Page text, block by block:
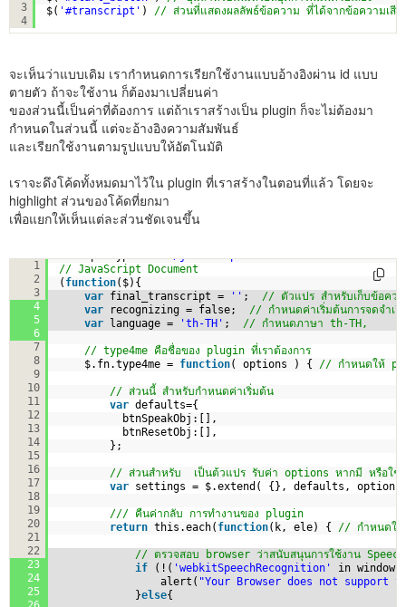
3
4
$( '#transcript' ) // ส่วนที่แสดงผลลัพธ์ข้อความ ที่ได้จากข้อความเสีย
จะเห็นว่าแบบเดิม เรากำหนดการเรียกใช้งานแบบอ้างอิงผ่าน id แบบ
ตายตัว ถ้าจะใช้งาน ก็ต้องมาเปลี่ยนค่า
ของส่วนนี้เป็นค่าที่ต้องการ แต่ถ้าเราสร้างเป็น plugin ก็จะไม่ต้องมา
กำหนดในส่วนนี้ แต่จะอ้างอิงความสัมพันธ์
และเรียกใช้งานตามรูปแบบให้อัตโนมัติ
เราจะดึงโค้ดทั้งหมดมาไว้ใน plugin ที่เราสร้างในตอนที่แล้ว โดยจะ
highlight ส่วนของโค้ดที่ยกมา
เพื่อแยกให้เห็นแต่ละส่วนชัดเจนขึ้น
1
2
3
4
5
6
7
8
9
10
11
12
13
14
15
16
17
18
19
20
21
22
23
24
25
// JavaScript Document
( function($){
var final_transcript = '' ; // ตัวแปร สำหรับเก็บข้อควา
var
recognizing = false; // กำหนดค่าเริ่มต้นการจดจำเ
var language = 'th-TH' ; // กำหนดภาษา th-TH,
// type4me คือชื่อของ plugin ที่เราต้องการ
$.fn.type4me = function( options ) { // กำหนดให้
// ส่วนนี้ สำหรับกำหนดค่าเริ่มต้น
var defaults={
btnSpeakObj:[],
btnResetObj:[],
};
// ส่วนสำหรับ  เป็นต้วแปร รับค่า options หากมี หรือใช้
var settings = $.extend( {}, defaults,
/// คืนค่ากลับ การทำงานของ plugin
return this.each( function(k, ele) { // กำหนดใช้
// ตรวจสอบ browser ว่าสนับสนุนการใช้งาน
if
(!( 'webkitSpeechRecognition'
in
alert( "Your Browser does not support
}else{